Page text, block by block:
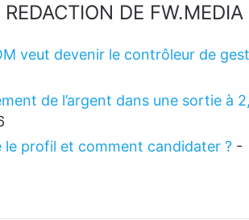
DE FW.MEDIA
veut devenir le contrôleur de
de l’argent dans une sortie à
le profil et comment candidater ? -